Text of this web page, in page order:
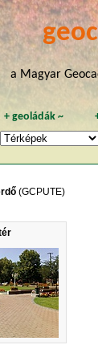
a Magyar
+geoládák ~
(GCPUTE)